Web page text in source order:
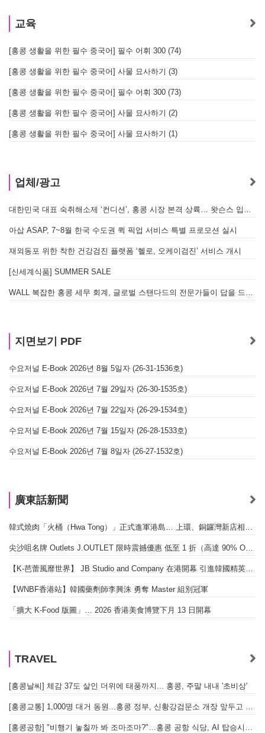
교육
[홍콩 생활을 위한 필수 중국어] 필수 어휘 300 (74)
[홍콩 생활을 위한 필수 중국어] 사물 묘사하기 (3)
[홍콩 생활을 위한 필수 중국어] 필수 어휘 300 (73)
[홍콩 생활을 위한 필수 중국어] 사물 묘사하기 (2)
[홍콩 생활을 위한 필수 중국어] 사물 묘사하기 (1)
업체/광고
대한민국 대표 숙취해소제 ‘컨디션’, 홍콩 시장 본격 상륙… 왓슨스 입점 기념 할인 행사 진행
아삽 ASAP, 7~8월 한국 수도권 퀵 픽업 서비스 특별 프로모션 실시
재외동포 위한 착한 건강검진 플랫폼 ‘헬로, 오케이검진’ 서비스 개시
[신세계식품] SUMMER SALE
WALL 복잡한 홍콩 세무 회계, 글로벌 스탠다드의 전문가들이 답을 드립니다! - 법인설립, 회계, 감사
지면보기 PDF
수요저널 E-Book 2026년 8월 5일자 (26-31-1536호)
수요저널 E-Book 2026년 7월 29일자 (26-30-1535호)
수요저널 E-Book 2026년 7월 22일자 (26-29-1534호)
수요저널 E-Book 2026년 7월 15일자 (26-28-1533호)
수요저널 E-Book 2026년 7월 8일자 (26-27-1532호)
廣東話新聞
韓式燒肉「火桶（Hwa Tong）」正式進軍港島… 上環、銅鑼灣新店相繼開幕
尖沙咀名牌 Outlets J.OUTLET 限時震撼優惠 低至 1 折（高達 90% OFF）
【K-芭蕾風靡世界】 JB Studio and Company 在港開幕 引進韓國精英芭蕾教育系統
【WNBF香港站】韓國藥劑師李興洙 勇奪 Master 組別冠軍
「擴大 K-Food 版圖」… 2026 香港美食博覽下月 13 日開幕
TRAVEL
[홍콩날씨] 체감 37도 살인 더위에 태풍까지... 홍콩, 주말 내내 '초비상'
[홍콩교통] 1,000명 대거 동원...홍콩 정부, 신황강검문소 개장 앞두고 실전 훈련 돌입
[홍콩공항] "비행기 놓칠까 봐 조마조마?"…홍콩 공항 식당, AI 탑승시간 계산해 메뉴 추천해 준다